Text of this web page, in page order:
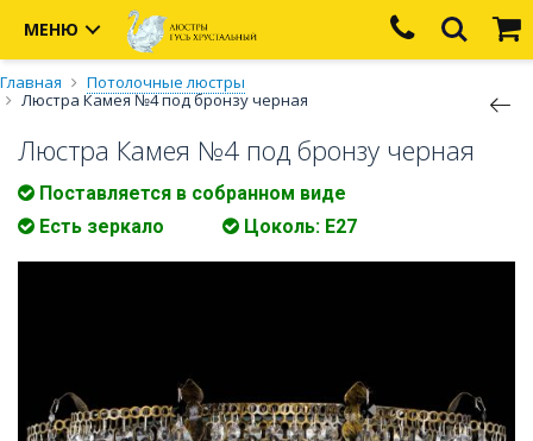
МЕНЮ
Главная
Потолочные люстры
Люстра Камея №4 под бронзу черная
Люстра Камея №4 под бронзу черная
Поставляется в собранном виде
Есть зеркало
Цоколь: Е27